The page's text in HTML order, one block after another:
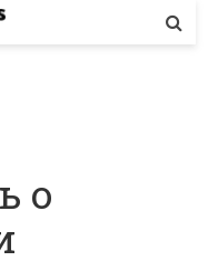
о